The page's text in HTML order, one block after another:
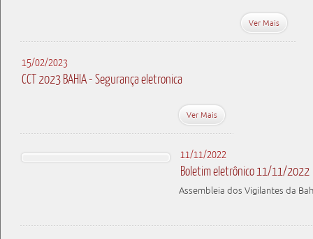
Ver Mais
15/02/2023
CCT 2023 BAHIA - Segurança eletronica
Ver Mais
11/11/2022
Boletim eletrônico 11/11/2022
Assembleia dos Vigilantes da